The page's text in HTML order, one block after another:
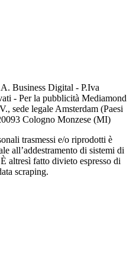
Business Digital - P.Iva
- Per la pubblicità Mediamond
sede legale Amsterdam (Paesi
Cologno Monzese (MI)
trasmessi e/o riprodotti è
all’addestramento di sistemi di
altresì fatto divieto espresso di
scraping.